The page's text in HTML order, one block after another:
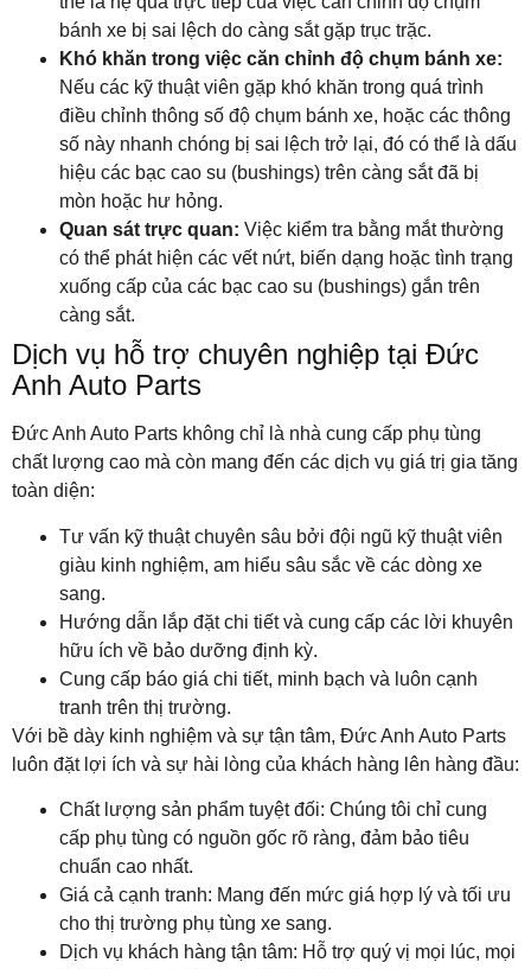
bánh xe bị sai lệch do càng sắt gặp trục trặc.
Khó khăn trong việc căn chỉnh độ chụm bánh xe:
Nếu các kỹ thuật viên gặp khó khăn trong quá trình
điều chỉnh thông số độ chụm bánh xe, hoặc các thông
số này nhanh chóng bị sai lệch trở lại, đó có thể là dấu
hiệu các bạc cao su (bushings) trên càng sắt đã bị
mòn hoặc hư hỏng.
Quan sát trực quan: Việc kiểm tra bằng mắt thường
có thể phát hiện các vết nứt, biến dạng hoặc tình trạng
xuống cấp của các bạc cao su (bushings) gắn trên
càng sắt.
Dịch vụ hỗ trợ chuyên nghiệp tại Đức
Anh Auto Parts
Đức Anh Auto Parts không chỉ là nhà cung cấp phụ tùng
chất lượng cao mà còn mang đến các dịch vụ giá trị gia tăng
toàn diện:
Tư vấn kỹ thuật chuyên sâu bởi đội ngũ kỹ thuật viên
giàu kinh nghiệm, am hiểu sâu sắc về các dòng xe
sang.
Hướng dẫn lắp đặt chi tiết và cung cấp các lời khuyên
hữu ích về bảo dưỡng định kỳ.
Cung cấp báo giá chi tiết, minh bạch và luôn cạnh
tranh trên thị trường.
Với bề dày kinh nghiệm và sự tận tâm, Đức Anh Auto Parts
luôn đặt lợi ích và sự hài lòng của khách hàng lên hàng đầu:
Chất lượng sản phẩm tuyệt đối: Chúng tôi chỉ cung
cấp phụ tùng có nguồn gốc rõ ràng, đảm bảo tiêu
chuẩn cao nhất.
Giá cả cạnh tranh: Mang đến mức giá hợp lý và tối ưu
cho thị trường phụ tùng xe sang.
Dịch vụ khách hàng tận tâm: Hỗ trợ quý vị mọi lúc, mọi